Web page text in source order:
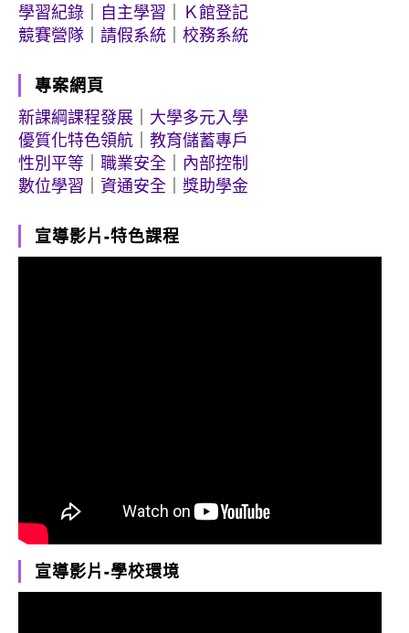
學習紀錄
自主學習
Ｋ館登記
競賽營隊
請假系統 校務系統
專案網頁
新課綱課程發展
大學多元入學
優質化特色領航
教育儲蓄專戶
性別平等
職業安全
內部控制
數位學習
資通安全 獎助學金
宣導影片-特色課程
宣導影片-學校環境